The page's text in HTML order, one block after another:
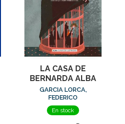
LA CASA DE
BERNARDA ALBA
GARCIA LORCA,
FEDERICO
En stock